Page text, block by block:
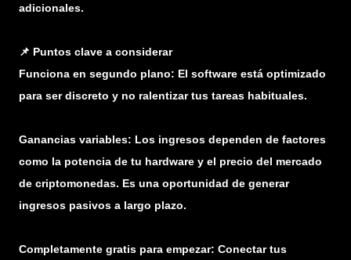
adicionales.
📌 Puntos clave a considerar
Funciona en segundo plano: El software está optimizado
para ser discreto y no ralentizar tus tareas habituales.
Ganancias variables: Los ingresos dependen de factores
como la potencia de tu hardware y el precio del mercado
de criptomonedas. Es una oportunidad de generar
ingresos pasivos a largo plazo.
Completamente gratis para empezar: Conectar tus